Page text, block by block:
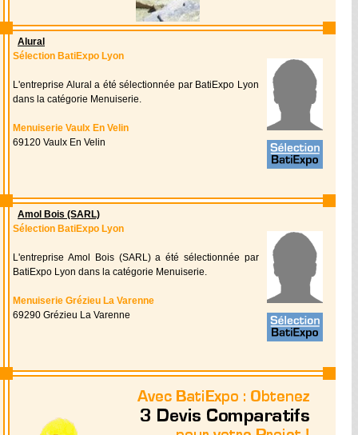
Alural
Sélection BatiExpo Lyon
L'entreprise Alural a été sélectionnée par BatiExpo Lyon
dans la catégorie Menuiserie.
Menuiserie Vaulx En Velin
69120 Vaulx En Velin
Amol Bois (SARL)
Sélection BatiExpo Lyon
L'entreprise Amol Bois (SARL) a été sélectionnée par
BatiExpo Lyon dans la catégorie Menuiserie.
Menuiserie Grézieu La Varenne
69290 Grézieu La Varenne